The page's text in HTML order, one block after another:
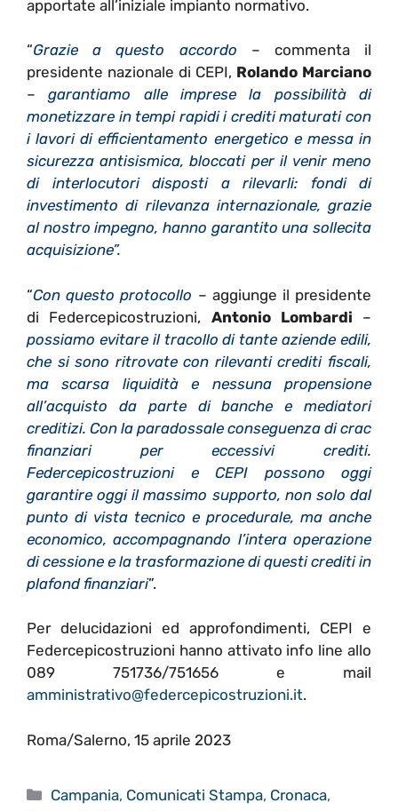
apportate all’iniziale impianto normativo.
“Grazie a questo accordo – commenta il
presidente nazionale di CEPI, Rolando Marciano
–garantiamo alle imprese la possibilità di
monetizzare in tempi rapidi i crediti maturati con
i lavori di efficientamento energetico e messa in
sicurezza antisismica, bloccati per il venir meno
di interlocutori disposti a rilevarli: fondi di
investimento di rilevanza internazionale, grazie
al nostro impegno, hanno garantito una sollecita
acquisizione”.
“Con questo protocollo – aggiunge il presidente
di Federcepicostruzioni, Antonio Lombardi –
possiamo evitare il tracollo di tante aziende edili,
che si sono ritrovate con rilevanti crediti fiscali,
ma scarsa liquidità e nessuna propensione
all’acquisto da parte di banche e mediatori
creditizi. Con la paradossale conseguenza di crac
finanziari per eccessivi crediti.
Federcepicostruzioni e CEPI possono oggi
garantire oggi il massimo supporto, non solo dal
punto di vista tecnico e procedurale, ma anche
economico, accompagnando l’intera operazione
di cessione e la trasformazione di questi crediti in
plafond finanziari”.
Per delucidazioni ed approfondimenti, CEPI e
Federcepicostruzioni hanno attivato info line allo
089 751736/751656 e mail
amministrativo@federcepicostruzioni.it.
Roma/Salerno, 15 aprile 2023
Categorie
Campania, Comunicati Stampa, Cronaca,